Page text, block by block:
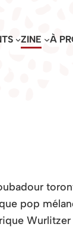
ZINE À
pop